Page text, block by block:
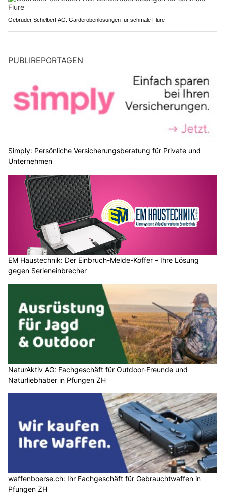
Gebrüder Schelbert AG: Garderobenlösungen für schmale Flure
PUBLIREPORTAGEN
Simply: Persönliche Versicherungsberatung für Private und
Unternehmen
EM Haustechnik: Der Einbruch-Melde-Koffer – Ihre Lösung
gegen Serieneinbrecher
NaturAktiv AG: Fachgeschäft für Outdoor-Freunde und
Naturliebhaber in Pfungen ZH
waffenboerse.ch: Ihr Fachgeschäft für Gebrauchtwaffen in
Pfungen ZH